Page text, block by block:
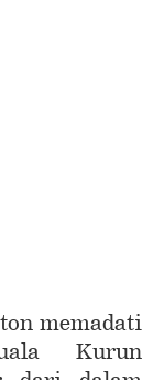
memadati
Kurun